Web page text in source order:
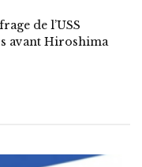
de l’USS
avant Hiroshima